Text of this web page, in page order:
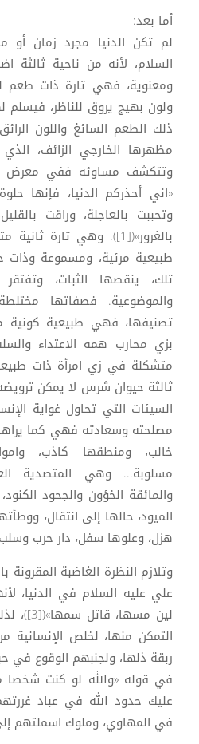
أما بعد:
لم تكن الدنيا مجرد زمان
السلام، لأنه من ناحية ثالثة
ومعنوية، فهي تارة ذات طعم
ولون بهيج يروق للناظر، فيسلم
ذلك الطعم السائغ واللون
مظهرها الخارجي الزائف،
وتتكشف مساوئه ففي معرض
«اني أحذركم الدنيا، فإنها
وتحببت بالعاجلة، وراقت
بالغرور»([1]). وهي تارة
طبيعية مرئية، ومسموعة
تلك، ينقصها الثبات،
والموضوعية. فصفاتها
تصنيفها، فهي طبيعية كونية
بزي محارب همه الاعتداء
متشكلة في زي امرأة ذات
ثالثة حيوان شرس لا يمكن
السيئات التي تحاول غواية
مصلحته وسعادته فهي كما
خالب، ومنطقها كاذب،
مسلوبة... وهي المتصدية
والمائقة الخؤون والجحود
الميود، حالها إلى انتقال،
هزل، وعلوها سفل، دار حرب
وتلازم النظرة الغاضبة المقرونة
علي عليه السلام في الدنيا،
لين
التمكن منها، لخلص الإنسانية
ربقة ذلها، ولجنبهم الوقوع في
في قوله «والله لو كنت شخصا
عليك حدود الله في عباد
في المهاوي، وملوك اسملتهم إلى